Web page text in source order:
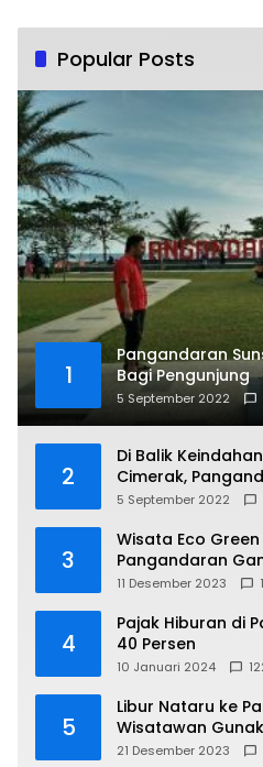
Popular Posts
1
Pangandaran
Bagi Pengunjung
5 September 2022
2
Di Balik
Cimerak,
5 September 2022
3
Wisata Eco
Pangandaran
11 Desember 2023
4
Pajak Hiburan di
40 Persen
10 Januari 2024
5
Libur Nataru ke
Wisatawan
21 Desember 2023